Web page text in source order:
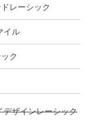
レーシック
イル
ク
デザインレーシック